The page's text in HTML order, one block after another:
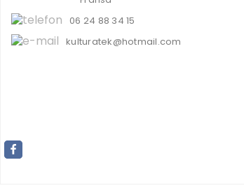
06 24 88 34 15
kulturatek@hotmail.com